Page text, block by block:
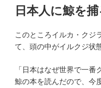
稿
日:
日本人に鯨を
このところイルカ・クジ
て、頭の中がイルクジ状
「日本はなぜ世界で一
鯨の本を読んだので、今